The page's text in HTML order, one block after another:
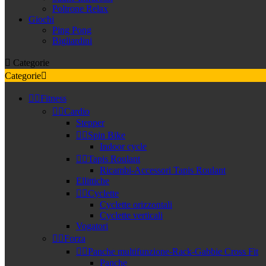
Poltrone Relax
Giochi
Ping Pong
Bigliardini
 Categorie
Categorie
 Fitness
 Cardio
Stepper
 Spin Bike
Indoor cycle
 Tapis Roulant
Ricambi-Accessori Tapis Roulant
Ellittiche
 Cyclette
Cyclette orizzontali
Cyclette verticali
Vogatori
 Forza
 Panche multifunzione-Rack-Gabbie Cross Fit
Panche